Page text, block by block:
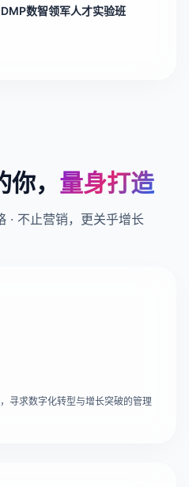
数智领军人才实验班
， 量身打造
· 不止营销，更关乎增长
寻求数字化转型与增长突破的管理